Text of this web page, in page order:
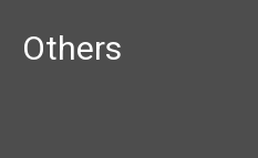
Others